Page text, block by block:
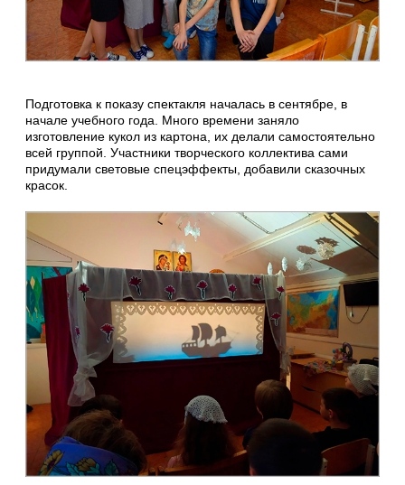
Подготовка к показу спектакля началась в сентябре, в
начале учебного года. Много времени заняло
изготовление кукол из картона, их делали самостоятельно
всей группой. Участники творческого коллектива сами
придумали световые спецэффекты, добавили сказочных
красок.